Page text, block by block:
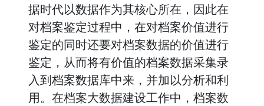
据时代以数据作为其核心所在，因此在
对档案鉴定过程中，在对档案价值进行
鉴定的同时还要对档案数据的价值进行
鉴定，从而将有价值的档案数据采集录
入到档案数据库中来，并加以分析和利
用。在档案大数据建设工作中，档案数